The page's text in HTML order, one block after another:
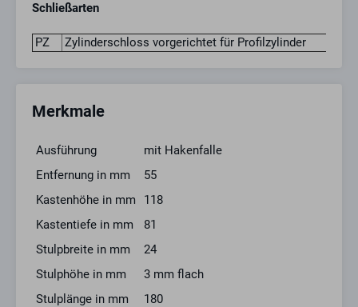
Schließarten
PZ Zylinderschloss vorgerichtet für Profilzylinder
Merkmale
Ausführung
mit Hakenfalle
Entfernung in mm
55
Kastenhöhe in mm
118
Kastentiefe in mm
81
Stulpbreite in mm
24
Stulphöhe in mm
3 mm flach
Stulplänge in mm
180